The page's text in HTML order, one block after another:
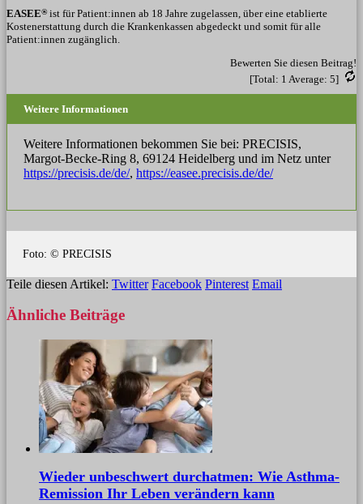
EASEE®ist für Patient:innen ab 18 Jahre zugelassen, über eine etablierte
Kostenerstattung durch die Krankenkassen abgedeckt und somit für alle
Patient:innen zugänglich.
Bewerten Sie diesen Beitrag!
[Total: 1 Average: 5]
Weitere Informationen
Weitere Informationen bekommen Sie bei: PRECISIS,
Margot-Becke-Ring 8, 69124 Heidelberg und im Netz unter
https://precisis.de/de/, https://easee.precisis.de/de/
Foto: © PRECISIS
Teile diesen Artikel: Twitter Facebook Pinterest Email
Ähnliche Beiträge
Wieder unbeschwert durchatmen: Wie Asthma-
Remission Ihr Leben verändern kann